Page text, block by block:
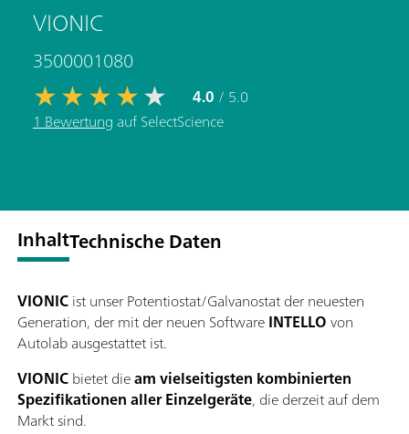
VIONIC
3500001080
4.0 / 5.0
1 Bewertung auf SelectScience
InhaltTechnische Daten
VIONICist unser Potentiostat/Galvanostat der neuesten
Generation, der mit der neuen SoftwareINTELLOvon
Autolab ausgestattet ist.
VIONICbietet dieam vielseitigsten kombinierten
Spezifikationen aller Einzelgeräte, die derzeit auf dem
Markt sind.